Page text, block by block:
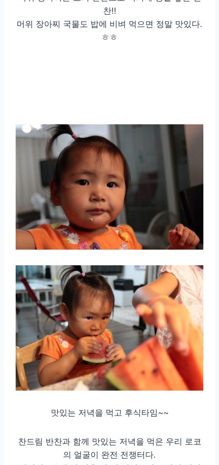
찬!!
머위 장아찌 국물도 밥에 비벼 먹으면 정말 맛있다.
ㅎㅎ
맛있는 저녁을 먹고 후식타임~~
찬드림 반찬과 함께 맛있는 저녁을 먹은 우리 로코
의 얼굴이 완전 전쟁터다.